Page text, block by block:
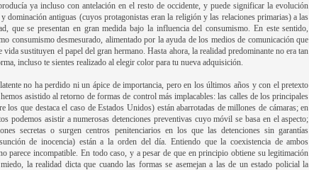
ya incluso con antelación en el resto de occidente, y puede significar la evolución
dominación antiguas (cuyos protagonistas eran la religión y las relaciones primarias) a las
que se presentan en gran medida bajo la influencia del consumismo. En este sentido,
consumismo desmesurado, alimentado por la ayuda de los medios de comunicación que
vida sustituyen el papel del gran hermano. Hasta ahora, la realidad predominante no era tan
incluso te sientes realizado al elegir color para tu nueva adquisición.
no ha perdido ni un ápice de importancia, pero en los últimos años y con el pretexto
asistido al retorno de formas de control más implacables: las calles de los principales
los que destaca el caso de Estados Unidos) están abarrotadas de millones de cámaras; en
podemos asistir a numerosas detenciones preventivas cuyo móvil se basa en el aspecto;
secretas o surgen centros penitenciarios en los que las detenciones sin garantías
de inocencia) están a la orden del día. Entiendo que la coexistencia de ambos
parece incompatible. En todo caso, y a pesar de que en principio obtiene su legitimación
la realidad dicta que cuando las formas se asemejan a las de un estado policial la